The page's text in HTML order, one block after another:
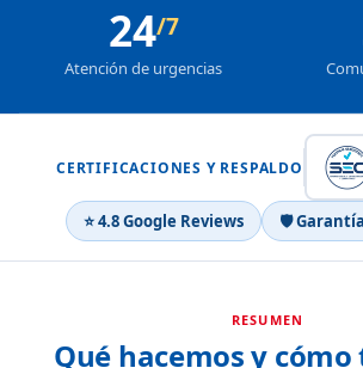
24/7
Atención de urgencias
CERTIFICACIONES Y RESPALDO
⭐ 4.8 Google Reviews 🛡
RESUMEN
Qué hacemos y cómo